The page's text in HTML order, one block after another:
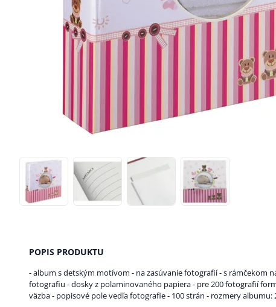
POPIS PRODUKTU
- album s detským motívom - na zasúvanie fotografií - s rámčekom
fotografiu - dosky z polaminovaného papiera - pre 200 fotografií
väzba - popisové pole vedľa fotografie - 100 strán - rozmery albumu: